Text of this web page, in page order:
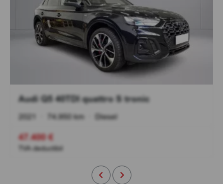
Audi Q5 40TDI quattro S tronic
2021 74.950 km Diesel
47.400 €
TVA deductibil